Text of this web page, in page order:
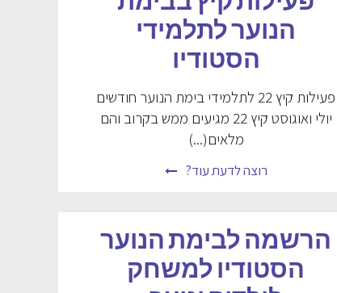
הנוער לתלמידי
הסטודיו
פעילות קיץ 22 לתלמידי בימת הנוער חודשים
יולי ואוגוסט קיץ 22 מגיעים ממש בקרוב והם
מלאים(...)
רוצה לדעת עוד?
הרשמה לבימת הנוער
הסטודיו למשחק